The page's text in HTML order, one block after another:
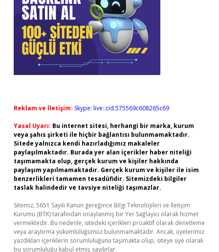
Reklam ve İletişim: Skype: live:.cid.575569c608265c69
Yasal Uyarı: Bu internet sitesi, herhangi bir marka, kurum
veya şahıs şirketi ile hiçbir bağlantısı bulunmamaktadır.
Sitede yalnızca kendi hazırladığımız makaleler
paylaşılmaktadır. Burada yer alan içerikler haber niteliği
taşımamakta olup, gerçek kurum ve kişiler hakkında
paylaşım yapılmamaktadır. Gerçek kurum ve kişiler ile isim
benzerlikleri tamamen tesadüfidir. Sitemizdeki bilgiler
taslak halindedir ve tavsiye niteliği taşımazlar.
Sitemiz, 5651 Sayılı Kanun gereğince Bilgi Teknolojileri ve İletişim
Kurumu (BTK) tarafından onaylanmış bir Yer Sağlayıcı olarak hizmet
vermektedir. Bu nedenle, sitedeki içerikleri proaktif olarak denetleme
veya araştırma yükümlülüğümüz bulunmamaktadır. Ancak, üyelerimiz
yazdıkları içeriklerin sorumluluğunu taşımakta olup, siteye üye olarak
bu sorumluluğu kabul etmiş sayılırlar.